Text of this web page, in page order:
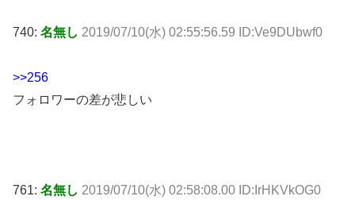
740: 名無し 2019/07/10(水) 02:55:56.59 ID:Ve9DUbwf0
>>256
フォロワーの差が悲しい
761: 名無し 2019/07/10(水) 02:58:08.00 ID:IrHKVkOG0